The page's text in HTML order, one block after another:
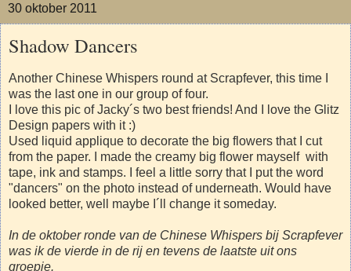
30 oktober 2011
Shadow Dancers
Another Chinese Whispers round at Scrapfever, this time I
was the last one in our group of four.
I love this pic of Jacky´s two best friends! And I love the Glitz
Design papers with it :)
Used liquid applique to decorate the big flowers that I cut
from the paper. I made the creamy big flower mayself with
tape, ink and stamps. I feel a little sorry that I put the word
"dancers" on the photo instead of underneath. Would have
looked better, well maybe I´ll change it someday.
In de oktober ronde van de Chinese Whispers bij Scrapfever
was ik de vierde in de rij en tevens de laatste uit ons
groepje.